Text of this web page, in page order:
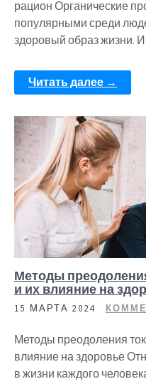
рацион Органические
популярными среди
здоровый образ жизни.
Читать далее →
Методы
и их влияние на
15 МАРТА 2024
Методы преодоления
влияние на здоровье
в жизни каждого